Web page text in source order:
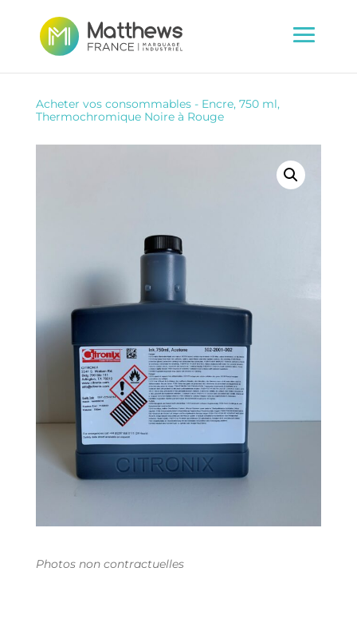
Acheter vos consommables- Encre, 750 ml,
Thermochromique Noire à Rouge
Photos non contractuelles